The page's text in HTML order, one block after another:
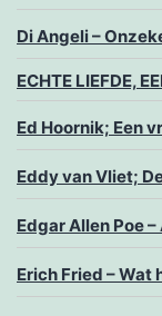
Di Angeli –
ECHTE LIEFDE,
Ed Hoornik; Een
Eddy van Vliet;
Edgar Allen Poe –
Erich Fried – Wat